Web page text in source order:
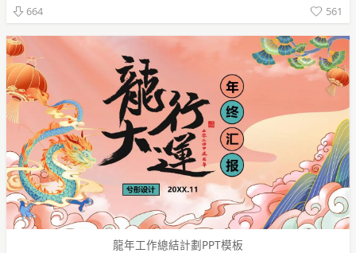
664 561
龍年工作總結計劃PPT模板